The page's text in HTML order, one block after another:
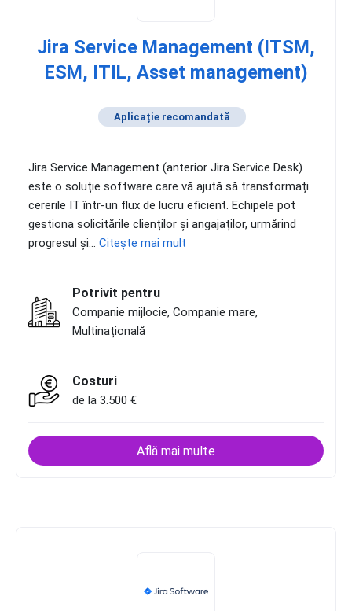
Jira Service Management (ITSM,
ESM, ITIL, Asset management)
Aplicație recomandată
Jira Service Management (anterior Jira Service Desk)
este o soluție software care vă ajută să transformați
cererile IT într-un flux de lucru eficient. Echipele pot
gestiona solicitările clienților și angajaților, urmărind
progresul și... Citește mai mult
Potrivit pentru
Companie mijlocie, Companie mare,
Multinațională
Costuri
de la 3.500 €
Află mai multe